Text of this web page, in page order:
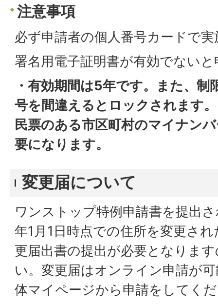
注意事項
必ず申請者の個人番号カードで
署名用電子証明書が有効でない
・有効期間は5年です。また、制
号を間違えるとロックされます
民票のある市区町村のマイナン
要になります。
変更届について
ワンストップ特例申請書を提出
年1月1日時点での住所を変更さ
更届出書の提出が必要となりま
い。変更届はオンライン申請が
体マイページから申請をしてく